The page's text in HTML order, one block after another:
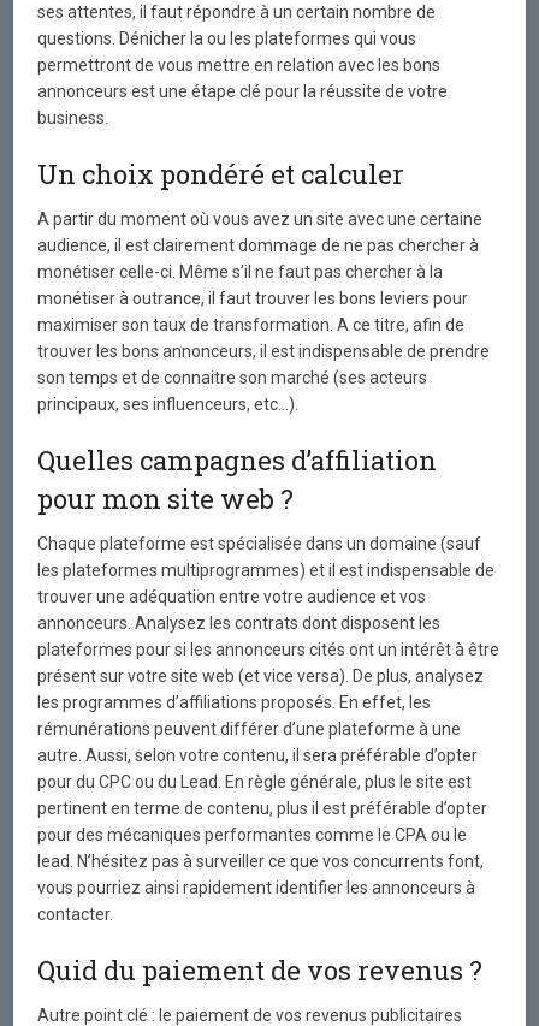
ses attentes, il faut répondre à un certain nombre de
questions. Dénicher la ou les plateformes qui vous
permettront de vous mettre en relation avec les bons
annonceurs est une étape clé pour la réussite de votre
business.
Un choix pondéré et calculer
A partir du moment où vous avez un site avec une certaine
audience, il est clairement dommage de ne pas chercher à
monétiser celle-ci. Même s’il ne faut pas chercher à la
monétiser à outrance, il faut trouver les bons leviers pour
maximiser son taux de transformation. A ce titre, afin de
trouver les bons annonceurs, il est indispensable de prendre
son temps et de connaitre son marché (ses acteurs
principaux, ses influenceurs, etc…).
Quelles campagnes d’affiliation
pour mon site web ?
Chaque plateforme est spécialisée dans un domaine (sauf
les plateformes multiprogrammes) et il est indispensable de
trouver une adéquation entre votre audience et vos
annonceurs. Analysez les contrats dont disposent les
plateformes pour si les annonceurs cités ont un intérêt à être
présent sur votre site web (et vice versa). De plus, analysez
les programmes d’affiliations proposés. En effet, les
rémunérations peuvent différer d’une plateforme à une
autre. Aussi, selon votre contenu, il sera préférable d’opter
pour du CPC ou du Lead. En règle générale, plus le site est
pertinent en terme de contenu, plus il est préférable d’opter
pour des mécaniques performantes comme le CPA ou le
lead. N’hésitez pas à surveiller ce que vos concurrents font,
vous pourriez ainsi rapidement identifier les annonceurs à
contacter.
Quid du paiement de vos revenus ?
Autre point clé : le paiement de vos revenus publicitaires